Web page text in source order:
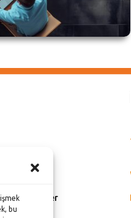
bu
ve Yetkinlikler